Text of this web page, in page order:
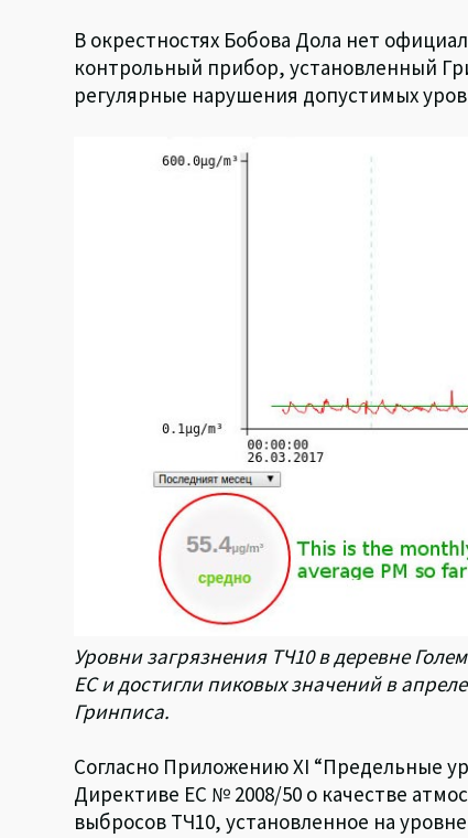
В окрестностях Бобова Дола нет
контрольный прибор, установленный
регулярные нарушения допустимых
Уровни загрязнения ТЧ10 в деревне
ЕС и достигли пиковых значений в
Гринписа.
Согласно Приложению XI “Предельные
Директиве ЕС № 2008/50 о качестве
выбросов ТЧ10, установленное на